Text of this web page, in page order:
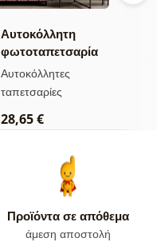
Αυτοκόλλητη
φωτοταπετσαρία
δάσος στην ομίχλη
Αυτοκόλλητες
ταπετσαρίες
28,65 €
Προϊόντα σε απόθεμα
άμεση αποστολή